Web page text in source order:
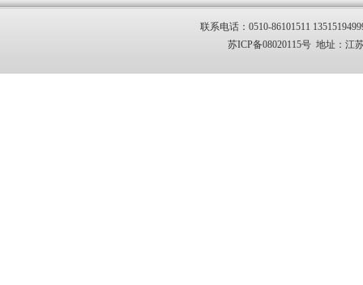
联系电话：0510-86101511
苏ICP备08020115号 地址：